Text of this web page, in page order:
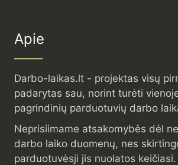
Apie
Darbo-laikas.lt - projektas visų
padarytas sau, norint turėti
pagrindinių parduotuvių darbo
Neprisiimame atsakomybės dėl
darbo laiko duomenų, nes
parduotuvėsji jis nuolatos keičiasi.